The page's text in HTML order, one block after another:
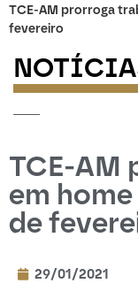
TCE-AM prorroga
fevereiro
---
TCE-AM
em
de
29/01/2021